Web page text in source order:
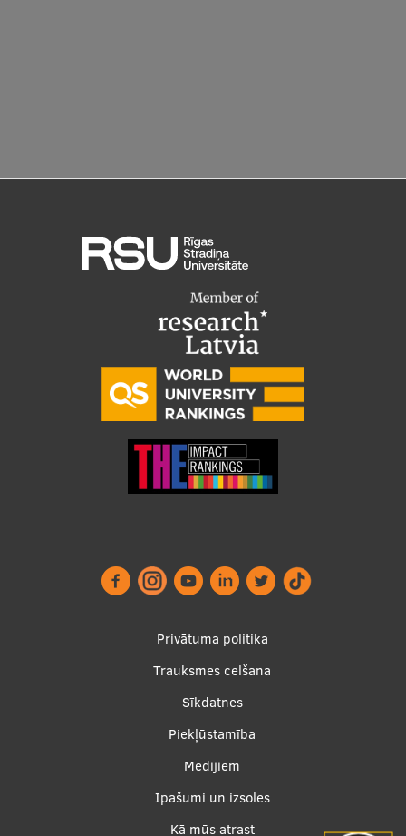
Privātuma politika
Trauksmes celšana
Sīkdatnes
Piekļūstamība
Medijiem
Īpašumi un izsoles
Kā mūs atrast